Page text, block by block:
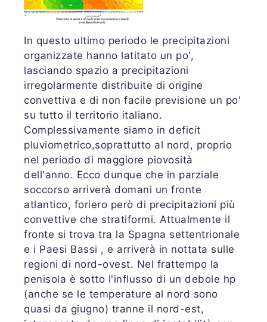
In questo ultimo periodo le precipitazioni
organizzate hanno latitato un po',
lasciando spazio a precipitazioni
irregolarmente distribuite di origine
convettiva e di non facile previsione un po'
su tutto il territorio italiano.
Complessivamente siamo in deficit
pluviometrico,soprattutto al nord, proprio
nel periodo di maggiore piovosità
dell'anno. Ecco dunque che in parziale
soccorso arriverà domani un fronte
atlantico, foriero però di precipitazioni più
convettive che stratiformi. Attualmente il
fronte si trova tra la Spagna settentrionale
e i Paesi Bassi , e arriverà in nottata sulle
regioni di nord-ovest. Nel frattempo la
penisola è sotto l'influsso di un debole hp
(anche se le temperature al nord sono
quasi da giugno) tranne il nord-est,